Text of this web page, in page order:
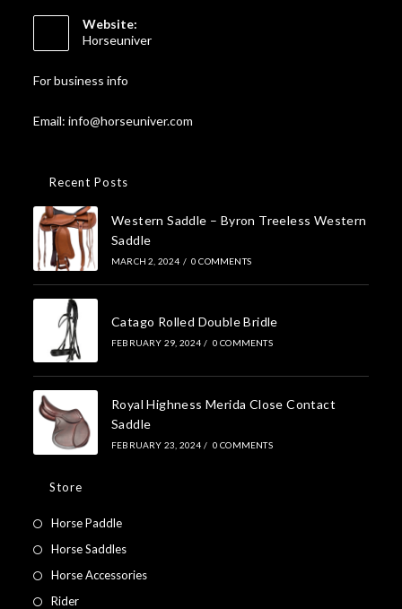
Website:
Horseuniver
For business info
Email: info@horseuniver.com
Recent Posts
Western Saddle – Byron Treeless Western
Saddle
MARCH 2, 2024 / 0 COMMENTS
Catago Rolled Double Bridle
FEBRUARY 29, 2024 / 0 COMMENTS
Royal Highness Merida Close Contact
Saddle
FEBRUARY 23, 2024 / 0 COMMENTS
Store
Horse Paddle
Horse Saddles
Horse Accessories
Rider